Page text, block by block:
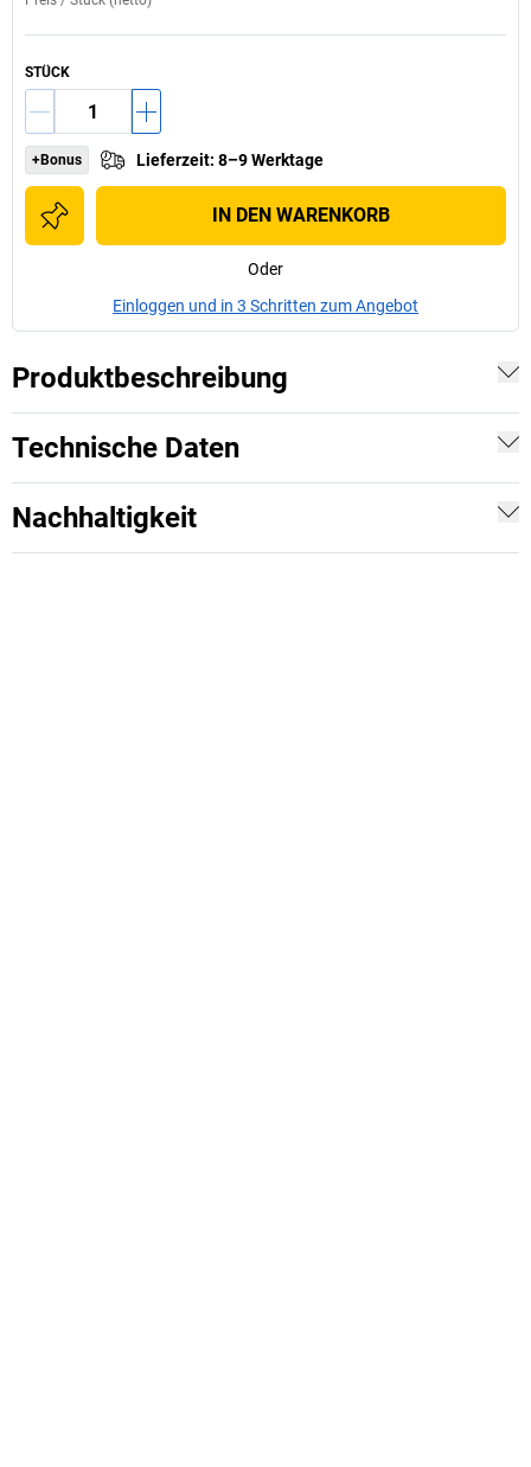
STÜCK
+Bonus Lieferzeit: 8–9 Werktage
IN DEN WARENKORB
Oder
Einloggen und in 3 Schritten zum Angebot
Produktbeschreibung
Technische Daten
Nachhaltigkeit